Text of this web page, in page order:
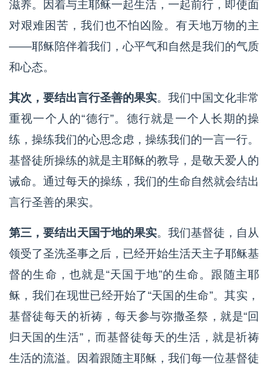
滋养。因着与主耶稣一起生活，一起前行，即使面
对艰难困苦，我们也不怕凶险。有天地万物的主
——耶稣陪伴着我们，心平气和自然是我们的气质
和心态。
其次，要结出言行圣善的果实。我们中国文化非常
重视一个人的“德行”。德行就是一个人长期的操
练，操练我们的心思念虑，操练我们的一言一行。
基督徒所操练的就是主耶稣的教导，是敬天爱人的
诫命。通过每天的操练，我们的生命自然就会结出
言行圣善的果实。
第三，要结出天国于地的果实。我们基督徒，自从
领受了圣洗圣事之后，已经开始生活天主子耶稣基
督的生命，也就是“天国于地”的生命。跟随主耶
稣，我们在现世已经开始了“天国的生命”。其实，
基督徒每天的祈祷，每天参与弥撒圣祭，就是“回
归天国的生活”，而基督徒每天的生活，就是祈祷
生活的流溢。因着跟随主耶稣，我们每一位基督徒